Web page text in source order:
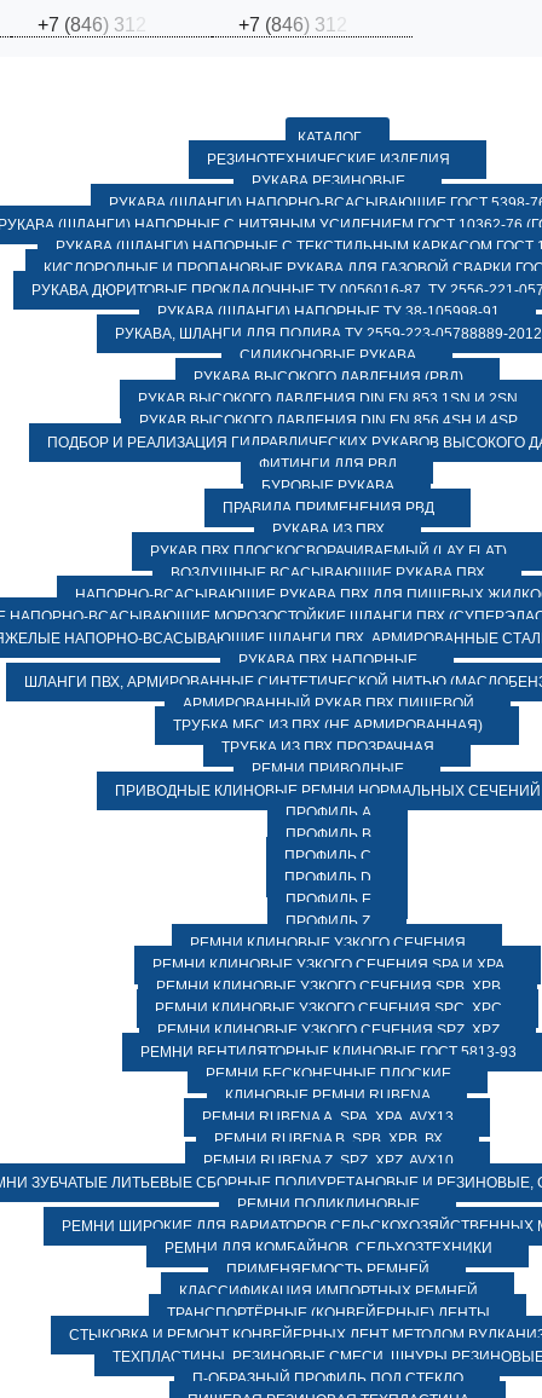
+7 (846) 31 +7 (846) 31
КАТАЛОГ
РЕЗИНОТЕХНИЧЕСКИЕ ИЗДЕЛИЯ
РУКАВА РЕЗИНОВЫЕ
РУКАВА (ШЛАНГИ) НАПОРНО-ВСАСЫВАЮЩИЕ ГОСТ 5398-
(ШЛАНГИ) НАПОРНЫЕ С НИТЯНЫМ УСИЛЕНИЕМ ГОСТ 10362-76
РУКАВА (ШЛАНГИ) НАПОРНЫЕ С ТЕКСТИЛЬНЫМ КАРКАСОМ ГОСТ
КИСЛОРОДНЫЕ И ПРОПАНОВЫЕ РУКАВА ДЛЯ ГАЗОВОЙ СВАРКИ
РУКАВА ДЮРИТОВЫЕ ПРОКЛАДОЧНЫЕ ТУ 0056016-87, ТУ 2556-221-
РУКАВА (ШЛАНГИ) НАПОРНЫЕ ТУ 38-105998-91
РУКАВА, ШЛАНГИ ДЛЯ ПОЛИВА ТУ 2559-223-05788889-2012
СИЛИКОНОВЫЕ РУКАВА
РУКАВА ВЫСОКОГО ДАВЛЕНИЯ (РВД)
РУКАВ ВЫСОКОГО ДАВЛЕНИЯ DIN EN 853 1SN И 2SN
РУКАВ ВЫСОКОГО ДАВЛЕНИЯ DIN EN 856 4SH И 4SP
ПОДБОР И РЕАЛИЗАЦИЯ ГИДРАВЛИЧЕСКИХ РУКАВОВ ВЫСОКОГО
ФИТИНГИ ДЛЯ РВД
БУРОВЫЕ РУКАВА
ПРАВИЛА ПРИМЕНЕНИЯ РВД
РУКАВА ИЗ ПВХ
РУКАВ ПВХ ПЛОСКОСВОРАЧИВАЕМЫЙ (LAY FLAT)
ВОЗДУШНЫЕ ВСАСЫВАЮЩИЕ РУКАВА ПВХ
НАПОРНО-ВСАСЫВАЮЩИЕ РУКАВА ПВХ ДЛЯ ПИЩЕВЫХ
НАПОРНО-ВСАСЫВАЮЩИЕ МОРОЗОСТОЙКИЕ ШЛАНГИ ПВХ
НАПОРНО-ВСАСЫВАЮЩИЕ ШЛАНГИ ПВХ, АРМИРОВАННЫЕ
РУКАВА ПВХ НАПОРНЫЕ
ШЛАНГИ ПВХ, АРМИРОВАННЫЕ СИНТЕТИЧЕСКОЙ НИТЬЮ
АРМИРОВАННЫЙ РУКАВ ПВХ ПИЩЕВОЙ
ТРУБКА МБС ИЗ ПВХ (НЕ АРМИРОВАННАЯ)
ТРУБКА ИЗ ПВХ ПРОЗРАЧНАЯ
РЕМНИ ПРИВОДНЫЕ
ПРИВОДНЫЕ КЛИНОВЫЕ РЕМНИ НОРМАЛЬНЫХ СЕЧЕНИЙ
ПРОФИЛЬ A
ПРОФИЛЬ B
ПРОФИЛЬ C
ПРОФИЛЬ D
ПРОФИЛЬ E
ПРОФИЛЬ Z
РЕМНИ КЛИНОВЫЕ УЗКОГО СЕЧЕНИЯ
РЕМНИ КЛИНОВЫЕ УЗКОГО СЕЧЕНИЯ SPA И XPA
РЕМНИ КЛИНОВЫЕ УЗКОГО СЕЧЕНИЯ SPB, XPB
РЕМНИ КЛИНОВЫЕ УЗКОГО СЕЧЕНИЯ SPC, XPC
РЕМНИ КЛИНОВЫЕ УЗКОГО СЕЧЕНИЯ SPZ, XPZ
РЕМНИ ВЕНТИЛЯТОРНЫЕ КЛИНОВЫЕ ГОСТ 5813-93
РЕМНИ БЕСКОНЕЧНЫЕ ПЛОСКИЕ
КЛИНОВЫЕ РЕМНИ RUBENA
РЕМНИ RUBENA А, SPA, XPA, AVX13
РЕМНИ RUBENA В, SPВ, ХPВ, ВХ
РЕМНИ RUBENA Z, SPZ, XPZ, AVX10
ЗУБЧАТЫЕ ЛИТЬЕВЫЕ СБОРНЫЕ ПОЛИУРЕТАНОВЫЕ И РЕЗИНОВЫЕ,
РЕМНИ ПОЛИКЛИНОВЫЕ
РЕМНИ ШИРОКИЕ ДЛЯ ВАРИАТОРОВ СЕЛЬСКОХОЗЯЙСТВЕННЫХ
РЕМНИ ДЛЯ КОМБАЙНОВ, СЕЛЬХОЗТЕХНИКИ
ПРИМЕНЯЕМОСТЬ РЕМНЕЙ
КЛАССИФИКАЦИЯ ИМПОРТНЫХ РЕМНЕЙ
ТРАНСПОРТЁРНЫЕ (КОНВЕЙЕРНЫЕ) ЛЕНТЫ
СТЫКОВКА И РЕМОНТ КОНВЕЙЕРНЫХ ЛЕНТ МЕТОДОМ
ТЕХПЛАСТИНЫ, РЕЗИНОВЫЕ СМЕСИ, ШНУРЫ
П-ОБРАЗНЫЙ ПРОФИЛЬ ПОД СТЕКЛО